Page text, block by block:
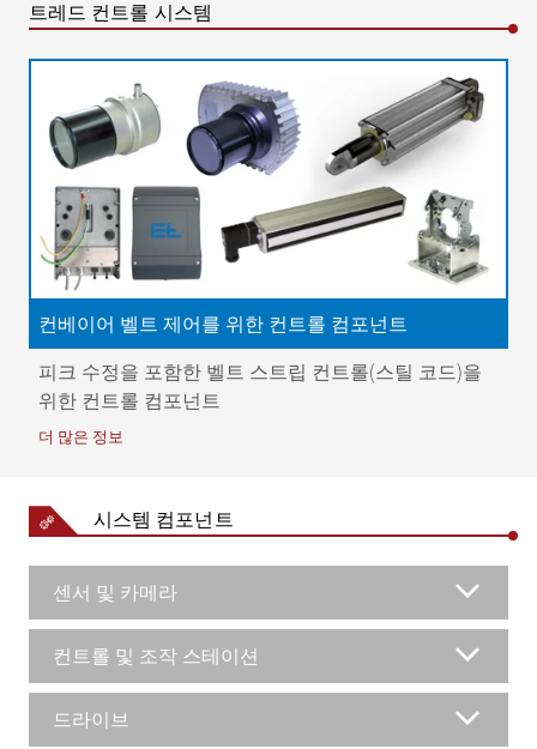
범례
K = 웹 가이딩의 수정 | AB = 작동 범위 | MB = 측정 범위 |
BB = 컨베이어 너비 | NB = 정격 범위 | L1 = 접지부 길이
1 = 광 송출부 | 2= 투입 컨베이어 벨트 | 3 = 컨베이어 벨트
| 4 = CCD 라인 스캔 카메라 | 5 = 컨베이어 벨트 수정 | 6 =
구동장치 | 7 = 증분형 엔코더 | 8 = 경로 검색 범위는 다음
과 같다. 8.1 – 외곽 가장자리 8.2 – 내각 가장자리
트레드 컨트롤 시스템
컨베이어 벨트 제어를 위한 컨트롤 컴포넌트
피크 수정을 포함한 벨트 스트립 컨트롤(스틸 코드)을
위한 컨트롤 컴포넌트
더 많은 정보
시스템 컴포넌트
센서 및 카메라
컨트롤 및 조작 스테이션
드라이브